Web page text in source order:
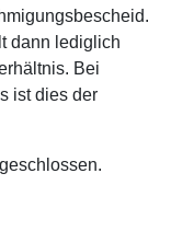
dann lediglich
Bei
ist dies der